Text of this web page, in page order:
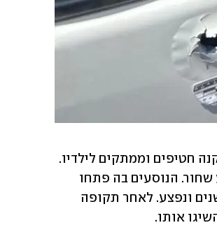
אותו.